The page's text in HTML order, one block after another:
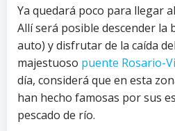
Ya quedará poco para llegar
Allí será posible descender la
auto) y disfrutar de la caída
majestuoso puente Rosario-
día, considerá que en esta
han hecho famosas por sus
pescado de río.